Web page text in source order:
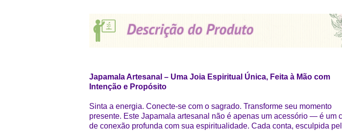
Japamala Artesanal – Uma Joia Espiritual Única, Feita à Mão com
Intenção e Propósito
Sinta a energia. Conecte-se com o sagrado. Transforme seu momento
presente. Este Japamala artesanal não é apenas um acessório — é um
de conexão profunda com sua espiritualidade. Cada conta, esculpida